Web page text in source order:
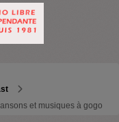
et musiques à gogo